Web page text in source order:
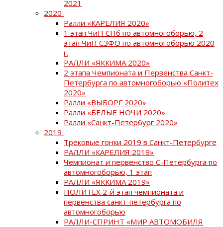
2021
2020
Ралли «КАРЕЛИЯ 2020»
1 этап ЧиП СПб по автомногоборью, 2
этап ЧиП СЗФО по автомногоборью 2020
г.
РАЛЛИ «ЯККИМА 2020»
2 этапа Чемпионата и Первенства Санкт-
Петербурга по автомногоборью «Политех
2020»
Ралли «ВЫБОРГ 2020»
Ралли «БЕЛЫЕ НОЧИ 2020»
Ралли «Санкт-Петербург 2020»
2019
Трековые гонки 2019 в Санкт-Петербурге
РАЛЛИ «КАРЕЛИЯ 2019»
Чемпионат и первенство С-Петербурга по
автомногоборью, 1 этап
РАЛЛИ «ЯККИМА 2019»
ПОЛИТЕХ 2-й этап чемпионата и
первенства санкт-петербурга по
автомногоборью
РАЛЛИ-СПРИНТ «МИР АВТОМОБИЛЯ